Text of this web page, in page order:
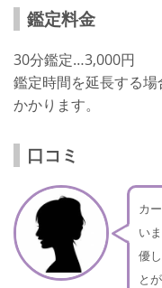
鑑定料金
30分鑑定…3,000円
鑑定時間を延長する
かかります。
口コミ
カ
い
優
と